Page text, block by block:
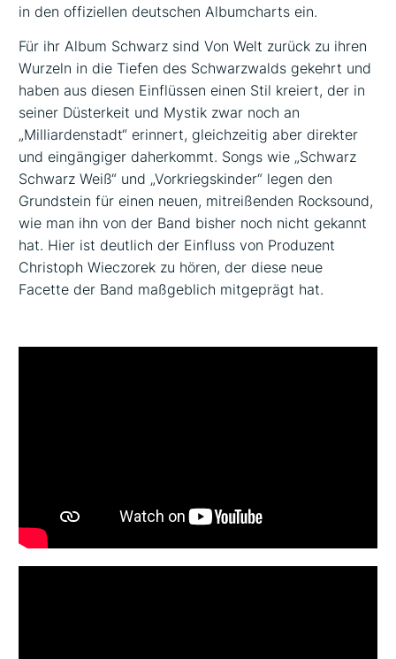
in den offiziellen deutschen Albumcharts ein.
Für ihr Album Schwarz sind Von Welt zurück zu ihren
Wurzeln in die Tiefen des Schwarzwalds gekehrt und
haben aus diesen Einflüssen einen Stil kreiert, der in
seiner Düsterkeit und Mystik zwar noch an
„Milliardenstadt“ erinnert, gleichzeitig aber direkter
und eingängiger daherkommt. Songs wie „Schwarz
Schwarz Weiß“ und „Vorkriegskinder“ legen den
Grundstein für einen neuen, mitreißenden Rocksound,
wie man ihn von der Band bisher noch nicht gekannt
hat. Hier ist deutlich der Einfluss von Produzent
Christoph Wieczorek zu hören, der diese neue
Facette der Band maßgeblich mitgeprägt hat.